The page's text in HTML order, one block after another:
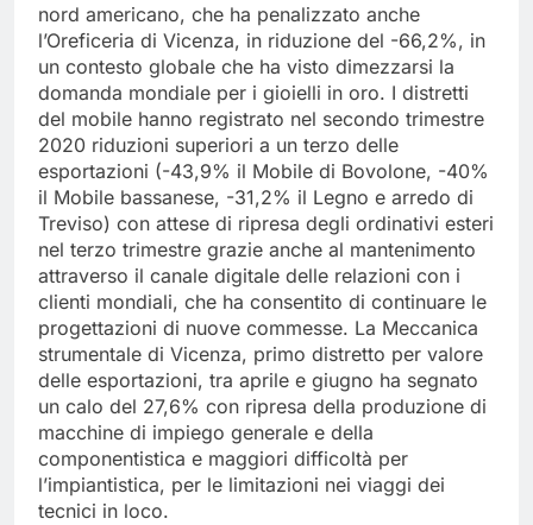
nord americano, che ha penalizzato anche
l’Oreficeria di Vicenza, in riduzione del -66,2%, in
un contesto globale che ha visto dimezzarsi la
domanda mondiale per i gioielli in oro. I distretti
del mobile hanno registrato nel secondo trimestre
2020 riduzioni superiori a un terzo delle
esportazioni (-43,9% il Mobile di Bovolone, -40%
il Mobile bassanese, -31,2% il Legno e arredo di
Treviso) con attese di ripresa degli ordinativi esteri
nel terzo trimestre grazie anche al mantenimento
attraverso il canale digitale delle relazioni con i
clienti mondiali, che ha consentito di continuare le
progettazioni di nuove commesse. La Meccanica
strumentale di Vicenza, primo distretto per valore
delle esportazioni, tra aprile e giugno ha segnato
un calo del 27,6% con ripresa della produzione di
macchine di impiego generale e della
componentistica e maggiori difficoltà per
l’impiantistica, per le limitazioni nei viaggi dei
tecnici in loco.